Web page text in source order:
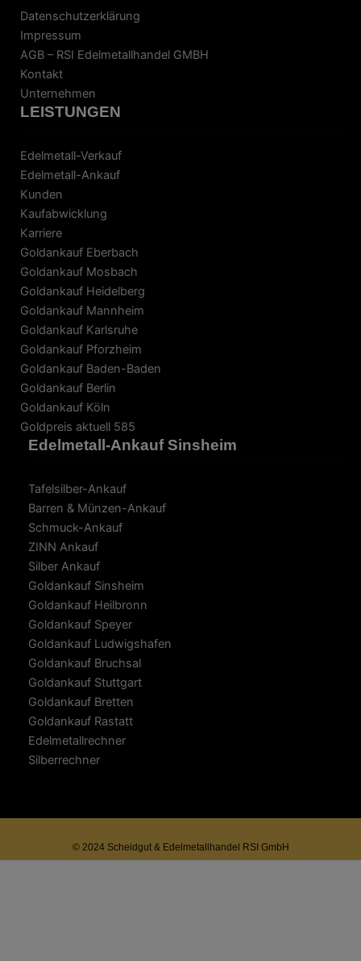
Datenschutzerklärung
Impressum
AGB – RSI Edelmetallhandel GMBH
Kontakt
Unternehmen
LEISTUNGEN
Edelmetall-Verkauf
Edelmetall-Ankauf
Kunden
Kaufabwicklung
Karriere
Goldankauf Eberbach
Goldankauf Mosbach
Goldankauf Heidelberg
Goldankauf Mannheim
Goldankauf Karlsruhe
Goldankauf Pforzheim
Goldankauf Baden-Baden
Goldankauf Berlin
Goldankauf Köln
Goldpreis aktuell 585
Edelmetall-Ankauf Sinsheim
Tafelsilber-Ankauf
Barren & Münzen-Ankauf
Schmuck-Ankauf
ZINN Ankauf
Silber Ankauf
Goldankauf Sinsheim
Goldankauf Heilbronn
Goldankauf Speyer
Goldankauf Ludwigshafen
Goldankauf Bruchsal
Goldankauf Stuttgart
Goldankauf Bretten
Goldankauf Rastatt
Edelmetallrechner
Silberrechner
© 2024 Scheidgut & Edelmetallhandel RSI GmbH